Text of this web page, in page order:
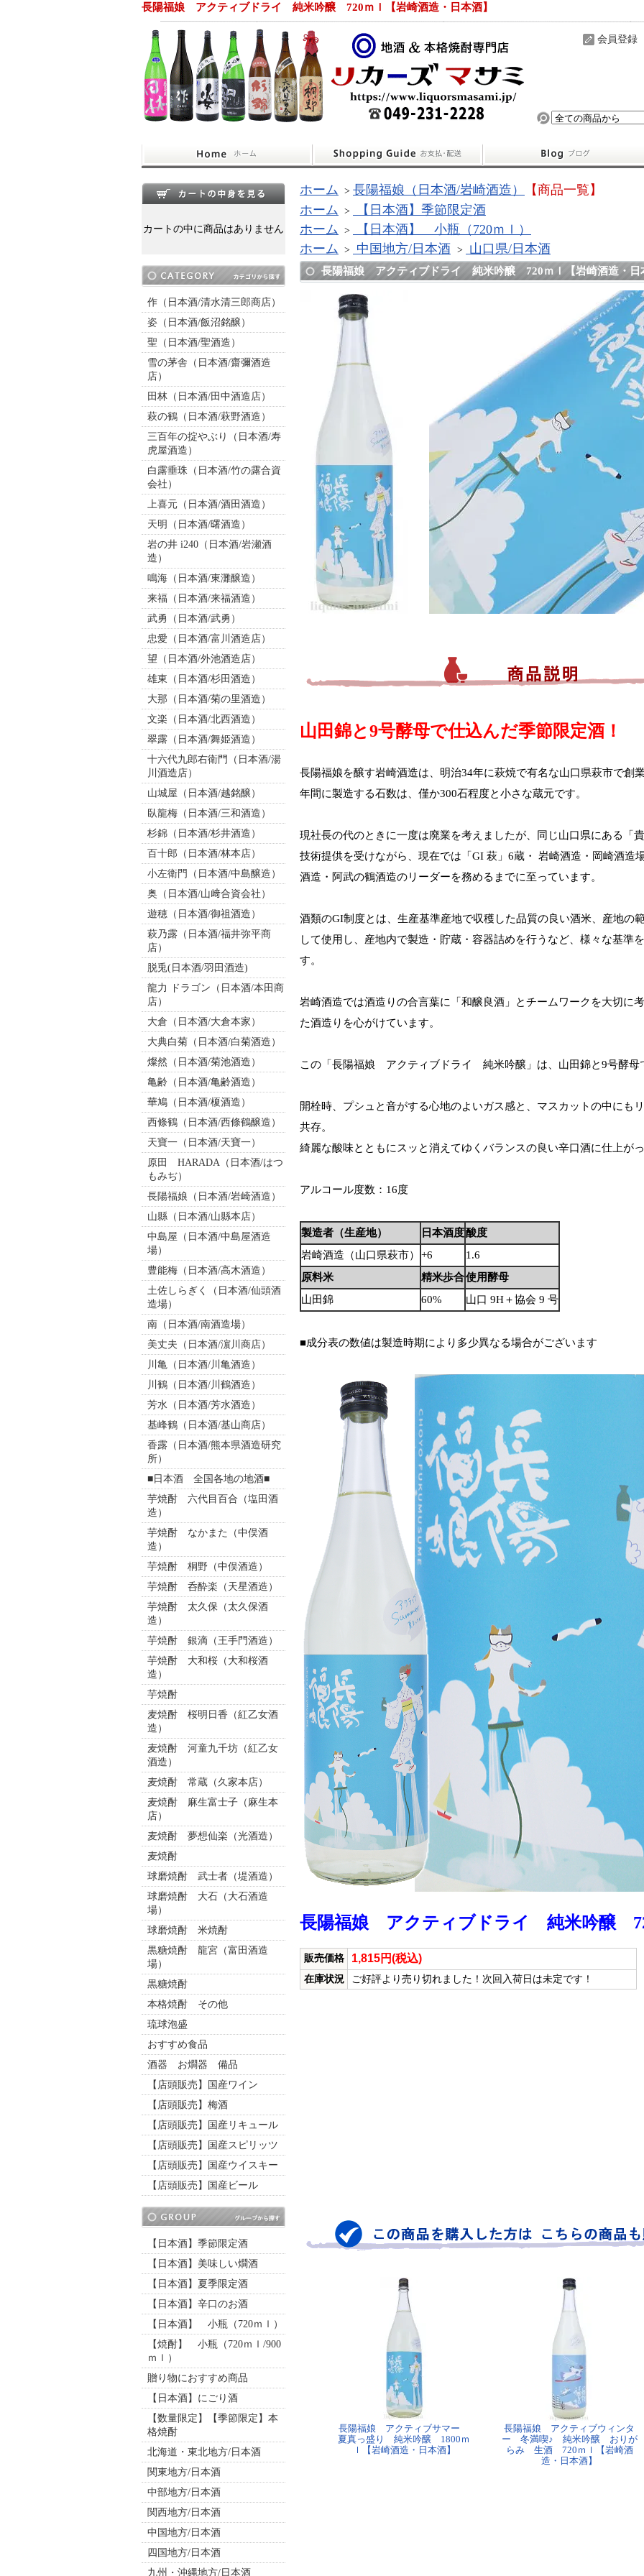
長陽福娘 アクティブドライ 純米吟醸 720ｍｌ【岩崎酒造・日本酒】
会員登録
カートの中に商品はありません
作（日本酒/清水清三郎商店）
姿（日本酒/飯沼銘醸）
聖（日本酒/聖酒造）
雪の茅舎（日本酒/齋彌酒造
店）
田林（日本酒/田中酒造店）
萩の鶴（日本酒/萩野酒造）
三百年の掟やぶり（日本酒/寿
虎屋酒造）
白露垂珠（日本酒/竹の露合資
会社）
上喜元（日本酒/酒田酒造）
天明（日本酒/曙酒造）
岩の井 i240（日本酒/岩瀬酒
造）
鳴海（日本酒/東灘醸造）
来福（日本酒/来福酒造）
武勇（日本酒/武勇）
忠愛（日本酒/富川酒造店）
望（日本酒/外池酒造店）
雄東（日本酒/杉田酒造）
大那（日本酒/菊の里酒造）
文楽（日本酒/北西酒造）
翠露（日本酒/舞姫酒造）
十六代九郎右衛門（日本酒/湯
川酒造店）
山城屋（日本酒/越銘醸）
臥龍梅（日本酒/三和酒造）
杉錦（日本酒/杉井酒造）
百十郎（日本酒/林本店）
小左衛門（日本酒/中島醸造）
奥（日本酒/山﨑合資会社）
遊穂（日本酒/御祖酒造）
萩乃露（日本酒/福井弥平商
店）
脱兎(日本酒/羽田酒造)
龍力 ドラゴン（日本酒/本田商
店）
大倉（日本酒/大倉本家）
大典白菊（日本酒/白菊酒造）
燦然（日本酒/菊池酒造）
亀齢（日本酒/亀齢酒造）
華鳩（日本酒/榎酒造）
西條鶴（日本酒/西條鶴醸造）
天寶一（日本酒/天寶一）
原田 HARADA（日本酒/はつ
もみぢ）
長陽福娘（日本酒/岩崎酒造）
山縣（日本酒/山縣本店）
中島屋（日本酒/中島屋酒造
場）
豊能梅（日本酒/高木酒造）
土佐しらぎく（日本酒/仙頭酒
造場）
南（日本酒/南酒造場）
美丈夫（日本酒/濵川商店）
川亀（日本酒/川亀酒造）
川鶴（日本酒/川鶴酒造）
芳水（日本酒/芳水酒造）
基峰鶴（日本酒/基山商店）
香露（日本酒/熊本県酒造研究
所）
■日本酒 全国各地の地酒■
芋焼酎 六代目百合（塩田酒
造）
芋焼酎 なかまた（中俣酒
造）
芋焼酎 桐野（中俣酒造）
芋焼酎 呑酔楽（天星酒造）
芋焼酎 太久保（太久保酒
造）
芋焼酎 銀滴（王手門酒造）
芋焼酎 大和桜（大和桜酒
造）
芋焼酎
麦焼酎 桜明日香（紅乙女酒
造）
麦焼酎 河童九千坊（紅乙女
酒造）
麦焼酎 常蔵（久家本店）
麦焼酎 麻生富士子（麻生本
店）
麦焼酎 夢想仙楽（光酒造）
麦焼酎
球磨焼酎 武士者（堤酒造）
球磨焼酎 大石（大石酒造
場）
球磨焼酎 米焼酎
黒糖焼酎 龍宮（富田酒造
場）
黒糖焼酎
本格焼酎 その他
琉球泡盛
おすすめ食品
酒器 お燗器 備品
【店頭販売】国産ワイン
【店頭販売】梅酒
【店頭販売】国産リキュール
【店頭販売】国産スピリッツ
【店頭販売】国産ウイスキー
【店頭販売】国産ビール
【日本酒】季節限定酒
【日本酒】美味しい燗酒
【日本酒】夏季限定酒
【日本酒】辛口のお酒
【日本酒】 小瓶（720ｍｌ）
【焼酎】 小瓶（720ｍｌ/900
ｍｌ）
贈り物におすすめ商品
【日本酒】にごり酒
【数量限定】【季節限定】本
格焼酎
北海道・東北地方/日本酒
関東地方/日本酒
中部地方/日本酒
関西地方/日本酒
中国地方/日本酒
四国地方/日本酒
九州・沖縄地方/日本酒
ホーム > 長陽福娘（日本酒/岩崎酒造）
【商品一覧】
ホーム >
【日本酒】季節限定酒
ホーム >
【日本酒】 小瓶（720ｍｌ）
ホーム > 中国地方/日本酒 > 山口県/日本酒
長陽福娘 アクティブドライ 純米吟醸 720ｍｌ【岩崎酒造・日
山田錦と9号酵母で仕込んだ季節限定酒！
長陽福娘を醸す岩崎酒造は、明治34年に萩焼で有名な山口県萩市で創
年間に製造する石数は、僅か300石程度と小さな蔵元です。
現社長の代のときに一度は廃業を考えましたが、同じ山口県にある「
技術提供を受けながら、現在では「GI 萩」6蔵・ 岩崎酒造・岡崎酒造
酒造・阿武の鶴酒造のリーダーを務めるまでに至っています。
酒類のGI制度とは、生産基準産地で収穫した品質の良い酒米、産地の
して使用し、産地内で製造・貯蔵・容器詰めを行うなど、様々な基準
す。
岩崎酒造では酒造りの合言葉に「和醸良酒」とチームワークを大切に
た酒造りを心がけています。
この「長陽福娘 アクティブドライ 純米吟醸」は、山田錦と9号酵母
開栓時、プシュと音がする心地のよいガス感と、マスカットの中にも
共存。
綺麗な酸味とともにスッと消えてゆくバランスの良い辛口酒に仕上が
アルコール度数：16度
製造者（生産地） 日本酒度酸度
岩崎酒造（山口県萩市）
+6
1.6
原料米
精米歩合使用酵母
山田錦
60% 山口 9H＋協会 9 号
■成分表の数値は製造時期により多少異なる場合がございます
長陽福娘 アクティブドライ 純米吟醸
販売価格 1,815円(税込)
在庫状況 ご好評より売り切れました！次回入荷日は未定です！
長陽福娘 アクティブサマー
夏真っ盛り 純米吟醸 1800ｍ
ｌ【岩崎酒造・日本酒】
長陽福娘 アクティブウィンタ
ー 冬満喫♪ 純米吟醸 おりが
らみ 生酒 720ｍｌ【岩崎酒
造・日本酒】